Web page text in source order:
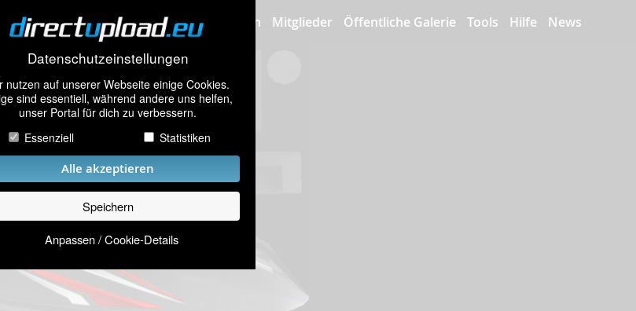
Datenschutzeinstellungen
nutzen auf unserer Webseite einige Cookies.
sind essentiell, während andere uns helfen,
unser Portal für dich zu verbessern.
Essenziell
Statistiken
Alle akzeptieren
Speichern
Anpassen / Cookie-Details
Bilder hochladen Mitglieder Öffentliche Galerie Tools Hilfe News